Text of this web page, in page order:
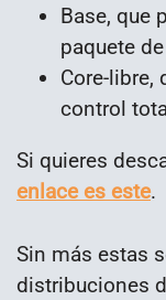
Base, que
paquete
Core-libre,
control
Si quieres
enlace es este.
Sin más estas
distribuciones